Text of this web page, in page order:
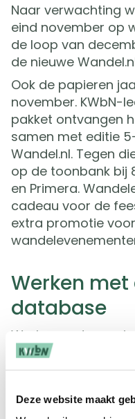
Deze website maakt
Naar verwachting
eind november op
de loop van
de nieuwe
Ook de papieren
november. KWbN-
pakket ontvangen
samen met editie
Wandel.nl. Tegen
op de toonbank bij
en Primera.
cadeau voor de
extra promotie
Werken
database
Werken met een
wennen. Daarom
zo goed mogelijk
voeren of te